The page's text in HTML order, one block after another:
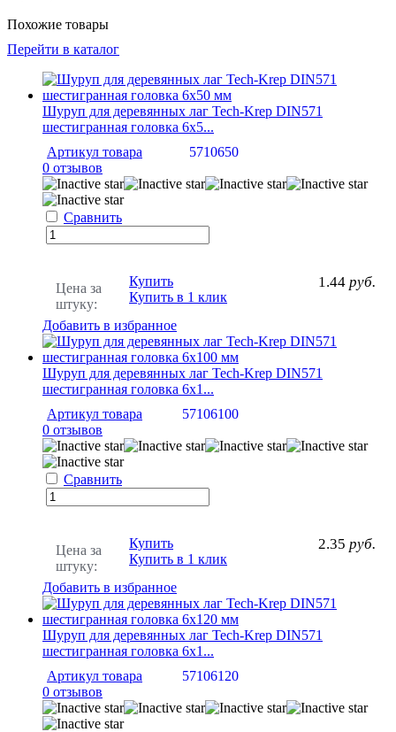
Похожие товары
Перейти в каталог
Шуруп для деревянных лаг Tech-Krep DIN571
шестигранная головка 6х5...
Артикул товара
5710650
0 отзывов
Сравнить
Цена за
штуку:
1.44 руб.
Купить
Купить в 1 клик
Добавить в избранное
Шуруп для деревянных лаг Tech-Krep DIN571
шестигранная головка 6х1...
Артикул товара
57106100
0 отзывов
Сравнить
Цена за
штуку:
2.35 руб.
Купить
Купить в 1 клик
Добавить в избранное
Шуруп для деревянных лаг Tech-Krep DIN571
шестигранная головка 6х1...
Артикул товара
57106120
0 отзывов